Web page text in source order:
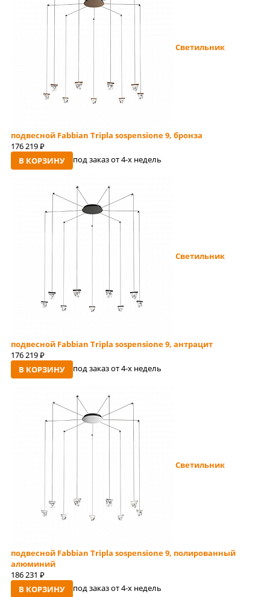
Светильник
подвесной Fabbian Tripla sospensione 9, бронза
176 219 руб
В КОРЗИНУ под заказ от 4-x недель
Светильник
подвесной Fabbian Tripla sospensione 9, антрацит
176 219 руб
В КОРЗИНУ под заказ от 4-x недель
Светильник
подвесной Fabbian Tripla sospensione 9, полированный
алюминий
186 231 руб
В КОРЗИНУ под заказ от 4-x недель